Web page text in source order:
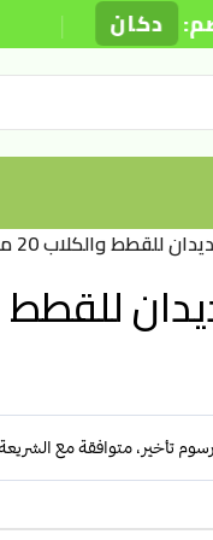
دكان